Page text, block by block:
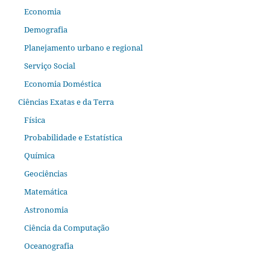
Economia
Demografia
Planejamento urbano e regional
Serviço Social
Economia Doméstica
Ciências Exatas e da Terra
Física
Probabilidade e Estatística
Química
Geociências
Matemática
Astronomia
Ciência da Computação
Oceanografia